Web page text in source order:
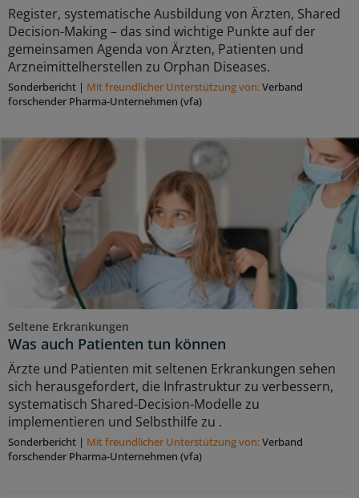
Register, systematische Ausbildung von Ärzten, Shared
Decision-Making – das sind wichtige Punkte auf der
gemeinsamen Agenda von Ärzten, Patienten und
Arzneimittelherstellen zu Orphan Diseases.
Sonderbericht | Mit freundlicher Unterstützung von:Verband
forschender Pharma-Unternehmen (vfa)
Seltene Erkrankungen
Was auch Patienten tun können
Ärzte und Patienten mit seltenen Erkrankungen sehen
sich herausgefordert, die Infrastruktur zu verbessern,
systematisch Shared-Decision-Modelle zu
implementieren und Selbsthilfe zu .
Sonderbericht | Mit freundlicher Unterstützung von:Verband
forschender Pharma-Unternehmen (vfa)